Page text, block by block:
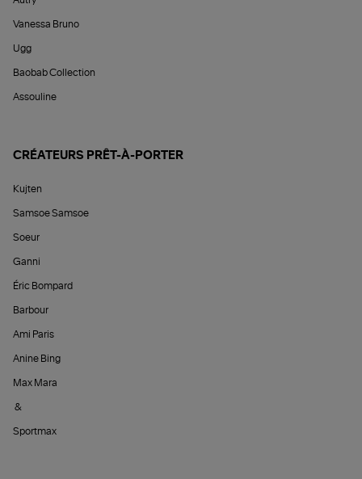
Vanessa Bruno
Ugg
Baobab Collection
Assouline
CRÉATEURS PRÊT-À-PORTER
Kujten
Samsoe Samsoe
Soeur
Ganni
Éric Bompard
Barbour
Ami Paris
Anine Bing
Max Mara
&
Sportmax